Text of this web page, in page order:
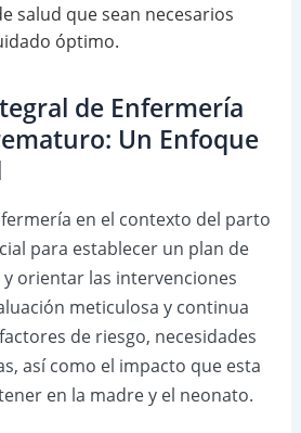
salud que sean necesarios
óptimo.
de Enfermería
Un Enfoque
en el contexto del parto
para establecer un plan de
orientar las intervenciones
meticulosa y continua
de riesgo, necesidades
así como el impacto que esta
en la madre y el neonato.